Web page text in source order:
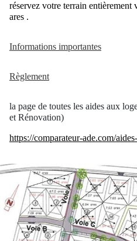
réservez votre terrain entièrement
ares .
Informations importantes
Règlement
la page de toutes les aides aux
et Rénovation)
https://comparateur-ade.com/